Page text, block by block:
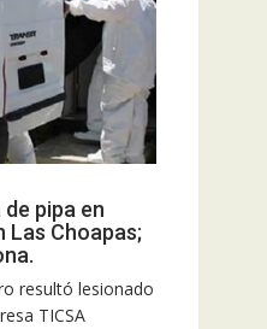
pipa en
Las Choapas;
resultó lesionado
TICSA